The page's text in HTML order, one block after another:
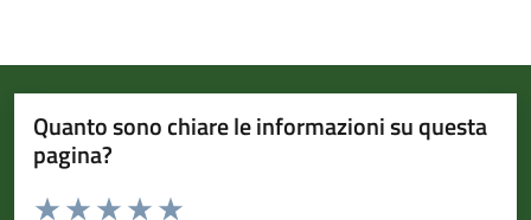
Quanto sono chiare le informazioni su questa
pagina?
Valuta da 1 a 5 stelle la pagina